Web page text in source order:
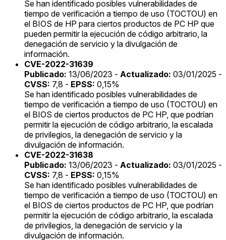
Se han identificado posibles vulnerabilidades de
tiempo de verificación a tiempo de uso (TOCTOU) en
el BIOS de HP para ciertos productos de PC HP que
pueden permitir la ejecución de código arbitrario, la
denegación de servicio y la divulgación de
información.
CVE-2022-31639
Publicado: 13/06/2023 - Actualizado: 03/01/2025 -
CVSS: 7,8 - EPSS: 0,15%
Se han identificado posibles vulnerabilidades de
tiempo de verificación a tiempo de uso (TOCTOU) en
el BIOS de ciertos productos de PC HP, que podrían
permitir la ejecución de código arbitrario, la escalada
de privilegios, la denegación de servicio y la
divulgación de información.
CVE-2022-31638
Publicado: 13/06/2023 - Actualizado: 03/01/2025 -
CVSS: 7,8 - EPSS: 0,15%
Se han identificado posibles vulnerabilidades de
tiempo de verificación a tiempo de uso (TOCTOU) en
el BIOS de ciertos productos de PC HP, que podrían
permitir la ejecución de código arbitrario, la escalada
de privilegios, la denegación de servicio y la
divulgación de información.